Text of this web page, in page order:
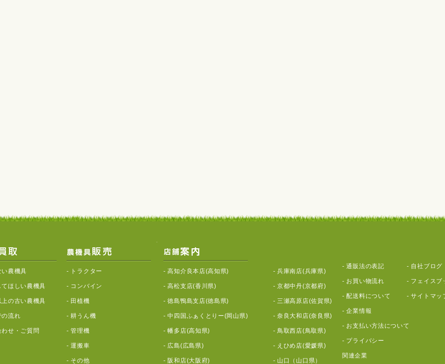
農機具
ほしい農機具
の古い農機具
の流れ
せ・ご質問
- トラクター
- コンバイン
- 田植機
-耕うん機
-管理機
-運搬車
- その他
-高知介良本店(高知県)
-高松支店(香川県)
-徳島鴨島支店(徳島県)
-中四国ふぁくとりー(岡山県)
-幡多店(高知県)
- 広島(広島県)
- 阪和店(大阪府)
- 兵庫南店(兵庫県)
- 京都中丹(京都府)
- 三瀬高原店(佐賀県)
- 奈良大和店(奈良県)
- 鳥取西店(鳥取県)
- えひめ店(愛媛県)
- 山口（山口県）
-通販法の表記
- お買い物流れ
-配送料について
- 自社ブログ
- フェイスブ
-サイトマッ
-企業情報
- お支払い方法について
- プライバシー
関連企業